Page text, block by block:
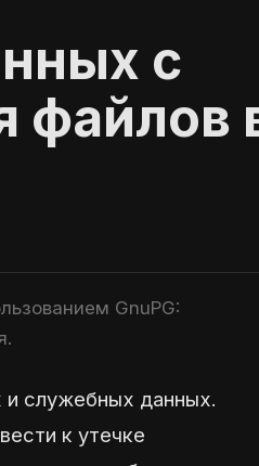
с
файлов
GnuPG:
и служебных данных.
к утечке